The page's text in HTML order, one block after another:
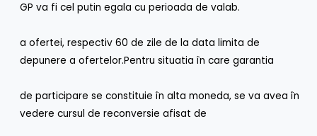
GP va fi cel putin egala cu perioada de valab.
a ofertei, respectiv 60 de zile de la data limita de
depunere a ofertelor.Pentru situatia în care garantia
de participare se constituie în alta moneda, se va avea în
vedere cursul de reconversie afisat de